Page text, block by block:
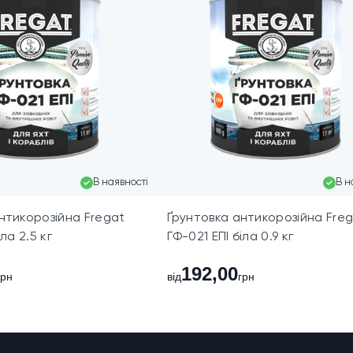
В наявності
Fregat
2.5 кг
В
Ґрунтовка антикорозійна
ГФ-021 ЕПІ біла 0.9 кг
від192,00грн